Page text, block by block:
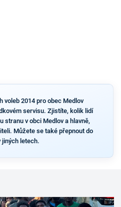
voleb 2014 pro obec Medlov
servisu. Zjistíte, kolik lidí
stranu v obci Medlov a hlavně,
Můžete se také přepnout do
jiných letech.